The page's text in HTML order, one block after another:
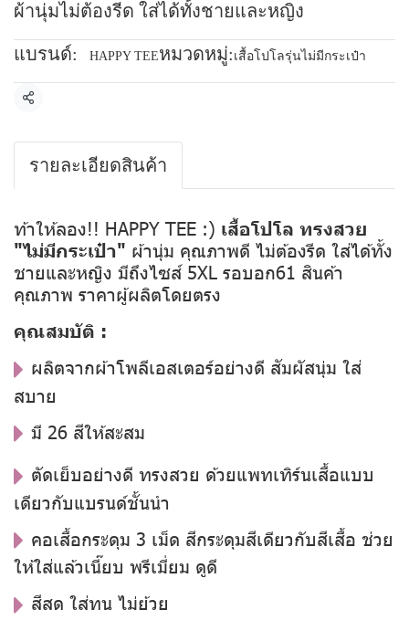
ผ้านุ่มไม่ต้องรีด ใส่ได้ทั้งชายและหญิง
แบรนด์: HAPPY TEEหมวดหมู่: เสื้อโปโลรุ่นไม่มีกระเป๋า
แชร์
รายละเอียดสินค้า
ท้าให้ลอง!! HAPPY TEE :) เสื้อโปโล ทรงสวย
"ไม่มีกระเป๋า" ผ้านุ่ม คุณภาพดี ไม่ต้องรีด ใส่ได้ทั้ง
ชายและหญิง มีถึงไซส์ 5XL รอบอก61 สินค้า
คุณภาพ ราคาผู้ผลิตโดยตรง
คุณสมบัติ :
ผลิตจากผ้าโพลีเอสเตอร์อย่างดี สัมผัสนุ่ม ใส่
สบาย
มี 26 สีให้สะสม
ตัดเย็บอย่างดี ทรงสวย ด้วยแพทเทิร์นเสื้อแบบ
เดียวกับแบรนด์ชั้นนำ
คอเสื้อกระดุม 3 เม็ด สีกระดุมสีเดียวกับสีเสื้อ ช่วย
ให้ใส่แล้วเนี๊ยบ พรีเมี่ยม ดูดี
สีสด ใส่ทน ไม่ย้วย